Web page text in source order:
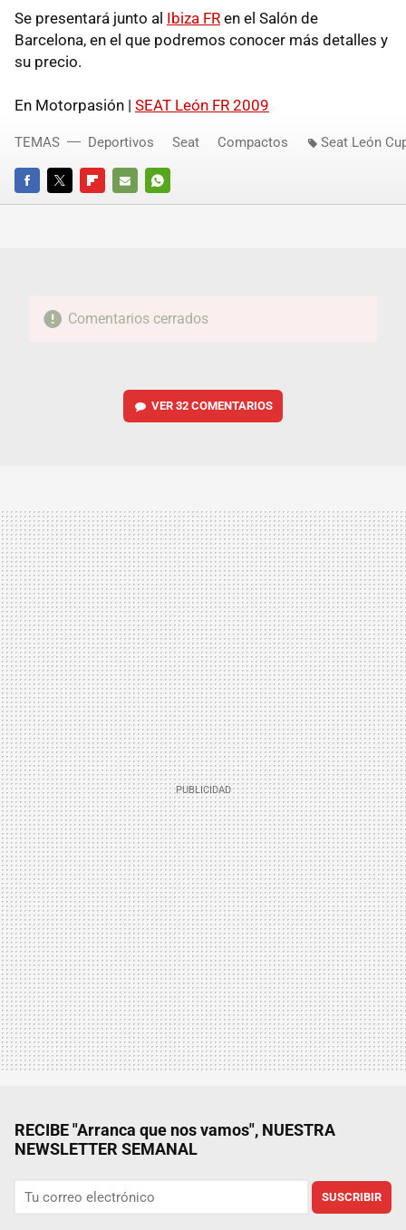
Se presentará junto al Ibiza FR en el Salón de
Barcelona, en el que podremos conocer más detalles y
su precio.
En Motorpasión | SEAT León FR 2009
FACEBOOKTWITTERFLIPBOARD
E-
WHATSAPP
TEMAS Deportivos Seat Compactos Seat León
Comentarios cerrados
VER 32 COMENTARIOS
RECIBE "Arranca que nos vamos", NUESTRA
NEWSLETTER SEMANAL
SUSCRIBIR